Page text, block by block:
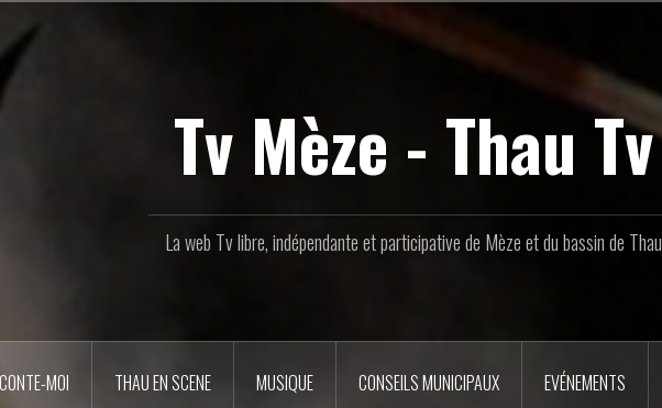
Tv Mèze - Thau Tv
La web Tv libre, indépendante et participative de Mèze et du bassin de Thau
MOI THAU EN SCENE MUSIQUE CONSEILS MUNICIPAUX EVÉNEMENTS